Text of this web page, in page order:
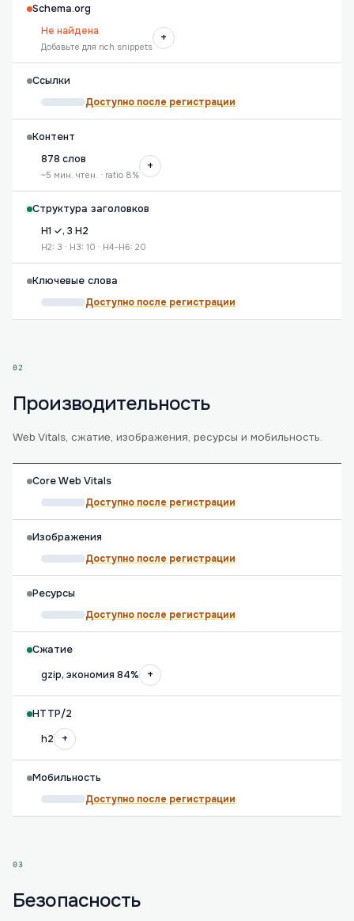
Schema.org
Не найдена
Добавьте для rich snippets
+
Ссылки
Доступно после регистрации
Контент
878 слов
~5 мин. чтен. · ratio 8%
+
Структура заголовков
H1 ✓, 3 H2
H2: 3 · H3: 10 · H4–H6: 20
Ключевые слова
Доступно после регистрации
02
Производительность
Web Vitals, сжатие, изображения, ресурсы и мобильность.
Core Web Vitals
Доступно после регистрации
Изображения
Доступно после регистрации
Ресурсы
Доступно после регистрации
Сжатие
gzip, экономия 84%
+
HTTP/2
h2
+
Мобильность
Доступно после регистрации
03
Безопасность